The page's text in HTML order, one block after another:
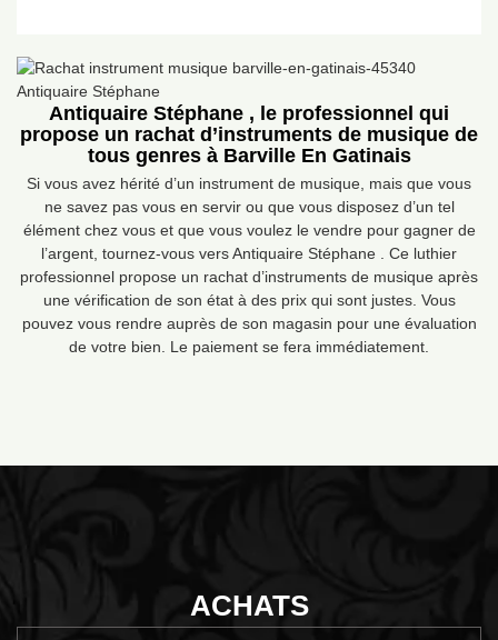
Antiquaire Stéphane , le professionnel qui
propose un rachat d’instruments de musique de
tous genres à Barville En Gatinais
Si vous avez hérité d’un instrument de musique, mais que vous
ne savez pas vous en servir ou que vous disposez d’un tel
élément chez vous et que vous voulez le vendre pour gagner de
l’argent, tournez-vous vers Antiquaire Stéphane . Ce luthier
professionnel propose un rachat d’instruments de musique après
une vérification de son état à des prix qui sont justes. Vous
pouvez vous rendre auprès de son magasin pour une évaluation
de votre bien. Le paiement se fera immédiatement.
ACHATS